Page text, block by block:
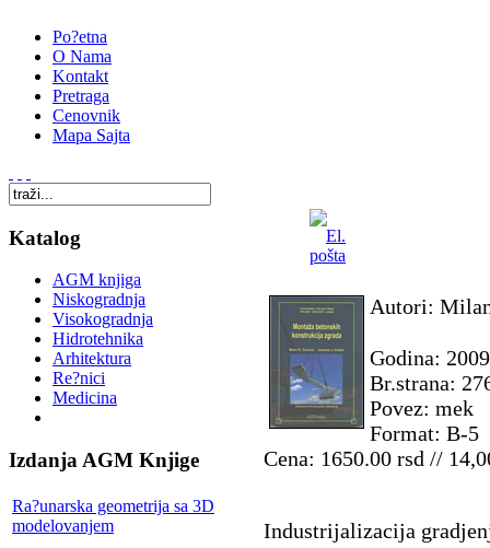
Po?etna
O Nama
Kontakt
Pretraga
Cenovnik
Mapa Sajta
Katalog
AGM knjiga
Niskogradnja
Visokogradnja
Hidrotehnika
Arhitektura
Re?nici
Medicina
Izdanja AGM Knjige
Ra?unarska geometrija sa 3D
modelovanjem
Autori:
Godina: 2009
Br.strana:
Povez: mek
Format: B-5
Cena: 1650.00 rsd //
Industrijalizacija